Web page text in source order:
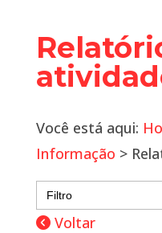
Você está aqui:
Informação >
Search
for:
Voltar